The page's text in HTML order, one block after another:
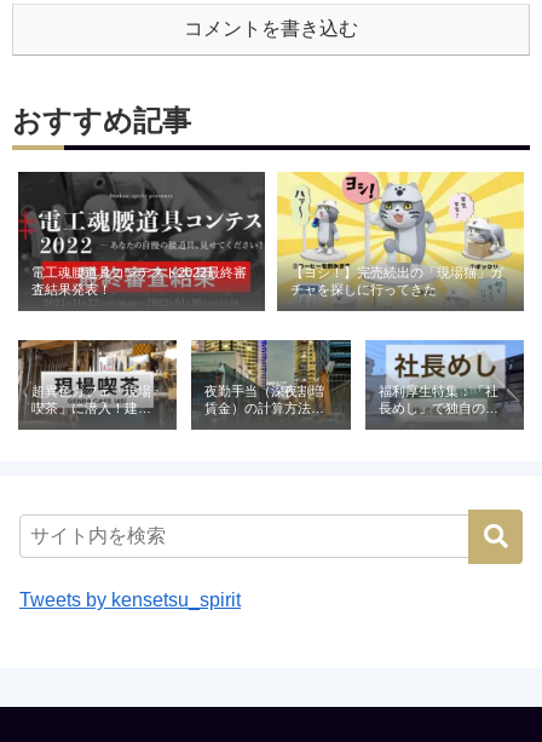
コメントを書き込む
おすすめ記事
電工魂腰道具コンテスト2022最終審
査結果発表！
【ヨシ！】完売続出の「現場猫」ガ
チャを探しに行ってきた
超異色カフェ「現場
喫茶」に潜入！建設
業が営む喫茶の意外
夜勤手当（深夜割増
賃金）の計算方法と
福利厚生特集：「社
長めし」で独自の魅
力を発信（株式会社
Tweets by kensetsu_spirit